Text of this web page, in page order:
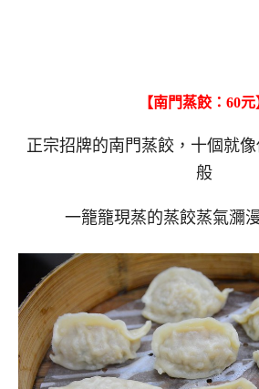
【南門蒸餃：60元
正宗招牌的南門蒸餃，十個就
般
一籠籠現蒸的蒸餃蒸氣瀰